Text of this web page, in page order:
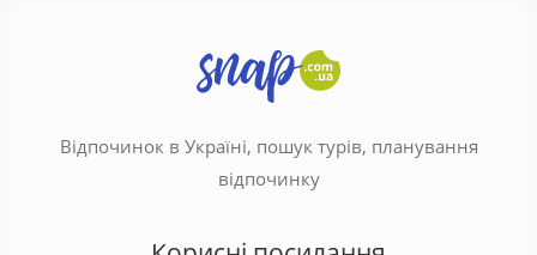
Відпочинок в Україні, пошук турів, планування
відпочинку